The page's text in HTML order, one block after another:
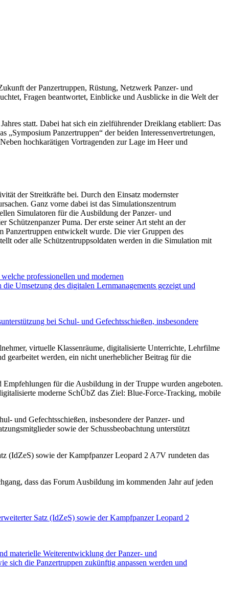
der Panzertruppen, Rüstung, Netzwerk Panzer- und
Fragen beantwortet, Einblicke und Ausblicke in die Welt der
statt. Dabei hat sich ein zielführender Dreiklang etabliert: Das
Panzertruppen“ der beiden Interessenvertretungen,
hochkarätigen Vortragenden zur Lage im Heer und
der Streitkräfte bei. Durch den Einsatz modernster
Ganz vorne dabei ist das Simulationszentrum
Simulatoren für die Ausbildung der Panzer- und
Schützenpanzer Puma. Der erste seiner Art steht an der
Panzertruppen entwickelt wurde. Die vier Gruppen des
oder alle Schützentruppsoldaten werden in die Simulation mit
professionellen und modernen
Umsetzung des digitalen Lernmanagements gezeigt und
bei Schul- und Gefechtsschießen, insbesondere
virtuelle Klassenräume, digitalisierte Unterrichte, Lehrfilme
gearbeitet werden, ein nicht unerheblicher Beitrag für die
für die Ausbildung in der Truppe wurden angeboten.
moderne SchÜbZ das Ziel: Blue-Force-Tracking, mobile
und Gefechtsschießen, insbesondere der Panzer- und
sowie der Schussbeobachtung unterstützt
(IdZeS) sowie der Kampfpanzer Leopard 2 A7V rundeten das
dass das Forum Ausbildung im kommenden Jahr auf jeden
Satz (IdZeS) sowie der Kampfpanzer Leopard 2
materielle Weiterentwicklung der Panzer- und
sich die Panzertruppen zukünftig anpassen werden und